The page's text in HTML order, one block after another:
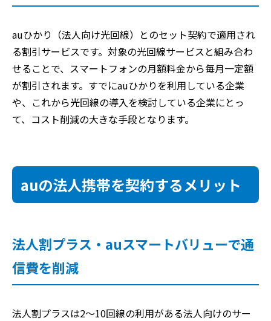
auひかり（法人向け光回線）とのセット契約で適用され
る割引サービスです。対象の光回線サービスと組み合わ
せることで、スマートフォンの月額料金から毎月一定額
が割引されます。すでにauひかりを利用している企業
や、これから光回線の導入を検討している企業にとっ
て、コスト削減の大きな手段となります。
auの法人携帯を契約するメリット
法人割プラス・auスマートバリューで通
信費を削減
法人割プラスは2～10回線の利用がある法人向けのサー